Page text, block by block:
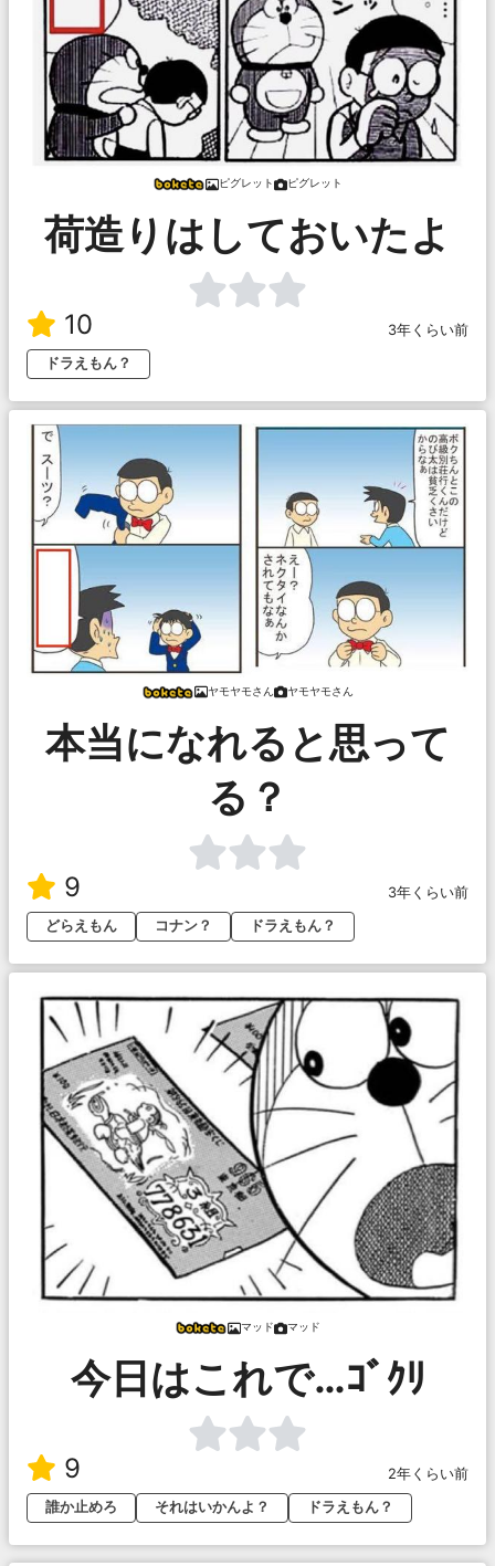
ピグレット ピグレット
荷造りはしておいたよ
10
3年くらい前
ドラえもん？
ヤモヤモさん ヤモヤモさん
本当になれると思って
る？
9
3年くらい前
どらえもん
コナン？ ドラえもん？
マッド マッド
今日はこれで…ｺﾞｸﾘ
9
2年くらい前
誰か止めろ
それはいかんよ？ ドラえもん？